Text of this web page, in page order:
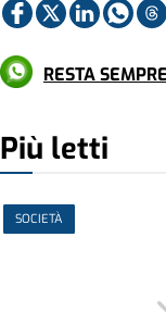
RESTA
Più letti
SOCIETÀ